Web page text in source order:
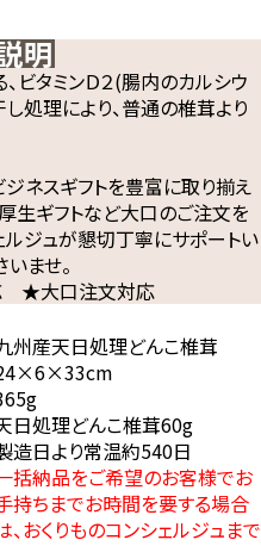
明
ビタミンＤ２(腸内のカルシウ
処理により、普通の椎茸より
スギフトを豊富に取り揃え
生ギフトなど大口のご注文を
ルジュが懇切丁寧にサポートい
ませ。
★大口注文対応
州産天日処理どんこ椎茸
日処理どんこ椎茸60g
造日より常温約540日
括納品をご希望のお客様でお
持ちまでお時間を要する場合
、おくりものコンシェルジュまで